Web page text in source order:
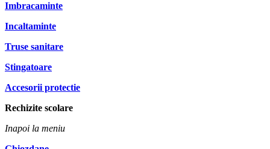
Imbracaminte
Incaltaminte
Truse sanitare
Stingatoare
Accesorii protectie
Rechizite scolare
Inapoi la meniu